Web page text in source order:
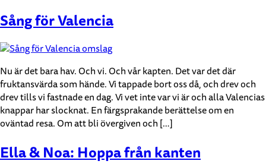
Sång för Valencia
Nu är det bara hav. Och vi. Och vår kapten. Det var det där
fruktansvärda som hände. Vi tappade bort oss då, och drev och
drev tills vi fastnade en dag. Vi vet inte var vi är och alla Valencias
knappar har slocknat. En färgsprakande berättelse om en
oväntad resa. Om att bli övergiven och […]
Ella & Noa: Hoppa från kanten